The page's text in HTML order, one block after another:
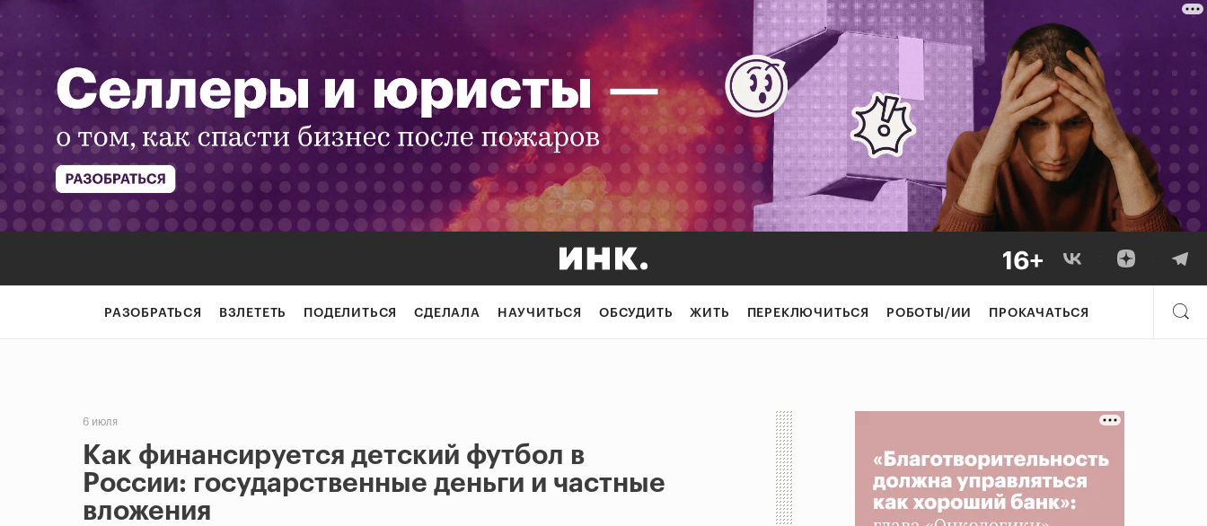
РАЗОБРАТЬСЯ ВЗЛЕТЕТЬ ПОДЕЛИТЬСЯ СДЕЛАЛА НАУЧИТЬСЯ ОБСУДИТЬ ЖИТЬ ПЕРЕКЛЮЧИТЬСЯ РОБОТЫ/ИИ ПРОКАЧАТЬСЯ
6 июля
Как финансируется детский футбол в
России: государственные деньги и частные
вложения